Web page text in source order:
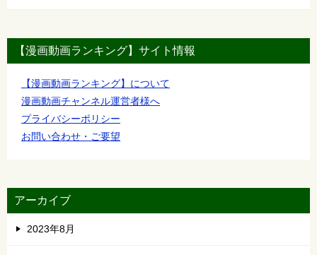
【漫画動画ランキング】サイト情報
【漫画動画ランキング】について
漫画動画チャンネル運営者様へ
プライバシーポリシー
お問い合わせ・ご要望
アーカイブ
2023年8月